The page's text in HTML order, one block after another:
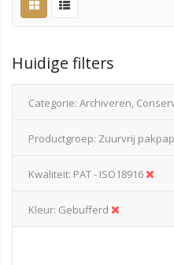
Huidige filters
Categorie Archiveren,
Productgroep Zuurvrij
Kwaliteit PAT - ISO18916
Kleur Gebufferd